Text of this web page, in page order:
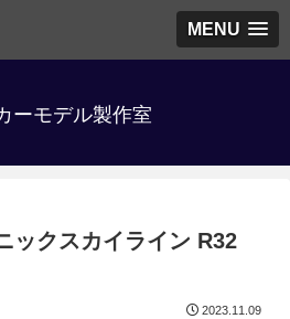
MENU
ーモデル製作室
ックスカイライン R32
2023.11.09